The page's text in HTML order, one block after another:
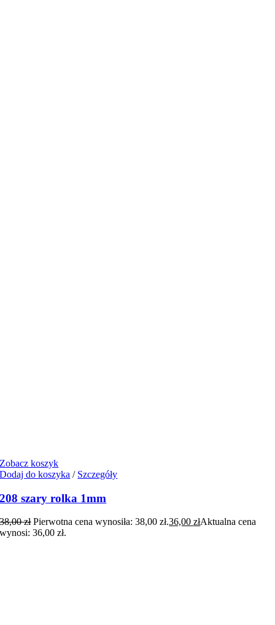
Zobacz koszyk
Dodaj do koszyka / Szczegóły
208 szary rolka 1mm
38,00zł Pierwotna cena wynosiła: 38,00 zł.36,00złAktualna cena
wynosi: 36,00 zł.